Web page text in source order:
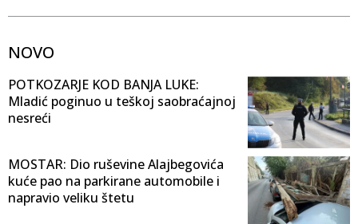
NOVO
POTKOZARJE KOD BANJA LUKE:
Mladić poginuo u teškoj saobraćajnoj
nesreći
MOSTAR: Dio ruševine Alajbegovića
kuće pao na parkirane automobile i
napravio veliku štetu